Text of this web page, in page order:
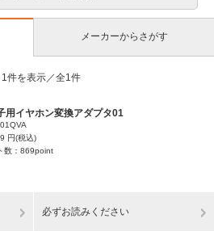
メーカーからさがす
1件を表示／全1件
用イヤホン変換アダプタ01
円(税込)
数：869point
必ずお読みください